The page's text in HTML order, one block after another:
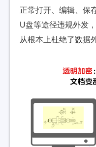
正常打开、编辑、保
U盘等途径违规外发
从根本上杜绝了数据